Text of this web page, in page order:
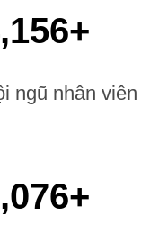
+
ngũ nhân viên
+